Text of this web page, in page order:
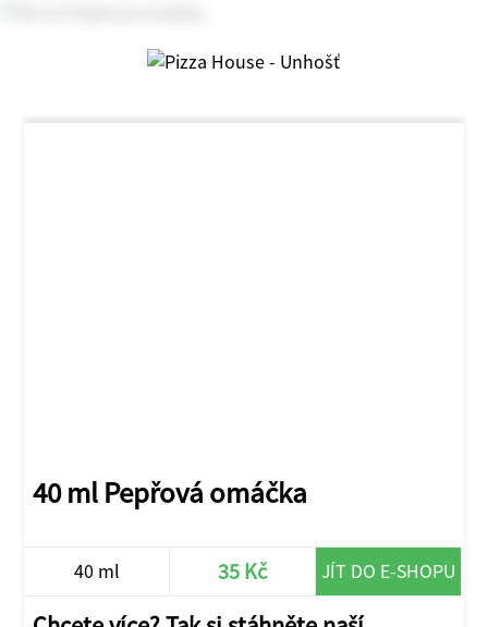
40 ml Pepřová omáčka
40 ml 35 Kč JÍT DO E-SHOPU